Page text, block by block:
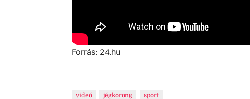
Forrás: 24.hu
videó jégkorong sport